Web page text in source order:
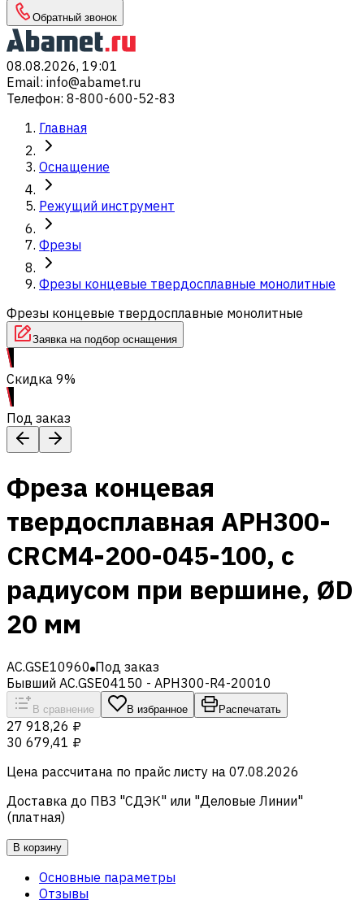
Обратный звонок
08.08.2026, 19:01
Email: info@abamet.ru
Телефон: 8-800-600-52-83
Главная
Оснащение
Режущий инструмент
Фрезы
Фрезы концевые твердосплавные монолитные
Фрезы концевые твердосплавные монолитные
Заявка на подбор оснащения
Скидка 9%
Под заказ
Фреза концевая
твердосплавная APH300-
CRCM4-200-045-100, с
радиусом при вершине, ØD
20 мм
AC.GSE10960 Под заказ
Бывший AC.GSE04150 - APH300-R4-20010
В сравнение В избранное Распечатать
27 918,26 ₽
30 679,41 ₽
Цена рассчитана по прайс листу на 07.08.2026
Доставка до ПВЗ "СДЭК" или "Деловые Линии"
(платная)
В корзину
Основные параметры
Отзывы